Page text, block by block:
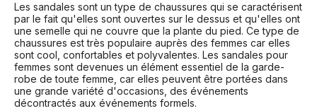
Les sandales sont un type de chaussures qui se caractérisent
par le fait qu'elles sont ouvertes sur le dessus et qu'elles ont
une semelle qui ne couvre que la plante du pied. Ce type de
chaussures est très populaire auprès des femmes car elles
sont cool, confortables et polyvalentes. Les sandales pour
femmes sont devenues un élément essentiel de la garde-
robe de toute femme, car elles peuvent être portées dans
une grande variété d'occasions, des événements
décontractés aux événements formels.